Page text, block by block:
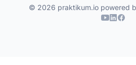
© 2026 praktikum.io powered